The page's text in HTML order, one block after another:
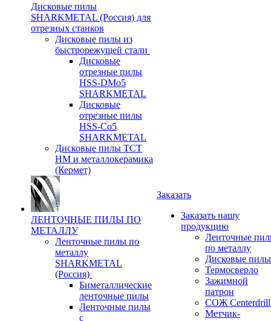
Дисковые пилы
SHARKMETAL (Россия) для
отрезных станков
Дисковые пилы из
быстрорежущей стали
Дисковые
отрезные пилы
HSS-DMo5
SHARKMETAL
Дисковые
отрезные пилы
HSS-Co5
SHARKMETAL
Дисковые пилы ТСТ
НМ и металлокерамика
(Кермет)
ЛЕНТОЧНЫЕ ПИЛЫ ПО
МЕТАЛЛУ
Ленточные пилы по
металлу
SHARKMETAL
(Россия)
Биметаллические
ленточные пилы
Ленточные пилы
с
Заказать
Заказать нашу
продукцию
Ленточные
по металлу
Дисковые пилы
Термосверло
Зажимной
патрон
СОЖ Centerdrill
Метчик-